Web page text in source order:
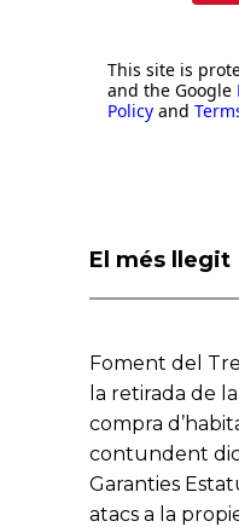
This site is
and the Google
Policy and
El més llegit
Foment del
la retirada de
compra
contundent
Garanties
atacs a la